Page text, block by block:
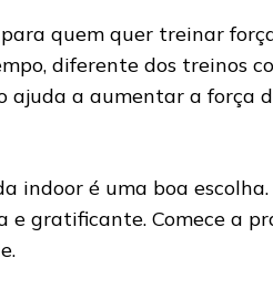
quem quer treinar
diferente dos treinos
ajuda a aumentar a força
indoor é uma boa escolha.
e gratificante. Comece a